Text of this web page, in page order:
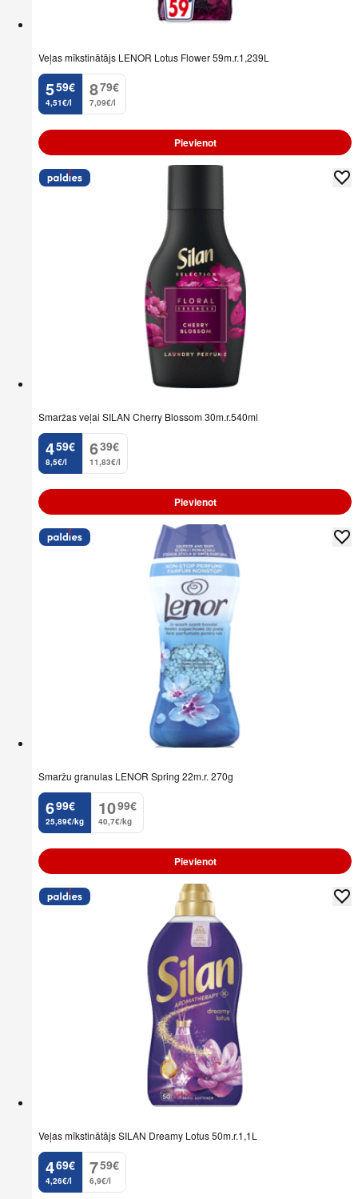
Veļas mīkstinātājs LENOR Lotus Flower 59m.r.1,239L
5
. 59€
4,51€/l
8
. 79€
7,09€/l
Pievienot
Smaržas veļai SILAN Cherry Blossom 30m.r.540ml
4
. 59€
8,5€/l
6
. 39€
11,83€/l
Pievienot
Smaržu granulas LENOR Spring 22m.r. 270g
6
. 99€
25,89€/kg
10
. 99€
40,7€/kg
Pievienot
Veļas mīkstinātājs SILAN Dreamy Lotus 50m.r.1,1L
4
. 69€
4,26€/l
7
. 59€
6,9€/l